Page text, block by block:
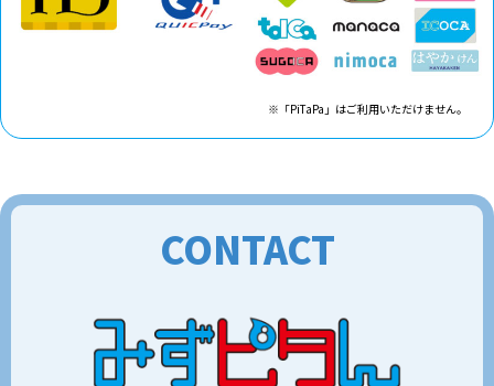
※「PiTaPa」はご利用いただけません。
CONTACT